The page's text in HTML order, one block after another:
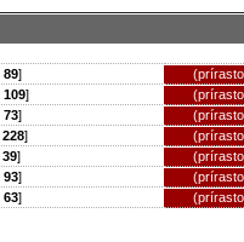
89]
109]
73]
228]
39]
93]
63]